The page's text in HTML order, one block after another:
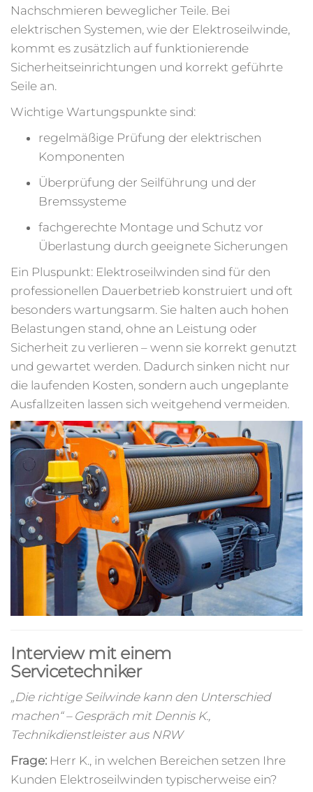
Nachschmieren beweglicher Teile. Bei
elektrischen Systemen, wie der Elektroseilwinde,
kommt es zusätzlich auf funktionierende
Sicherheitseinrichtungen und korrekt geführte
Seile an.
Wichtige Wartungspunkte sind:
regelmäßige Prüfung der elektrischen
Komponenten
Überprüfung der Seilführung und der
Bremssysteme
fachgerechte Montage und Schutz vor
Überlastung durch geeignete Sicherungen
Ein Pluspunkt: Elektroseilwinden sind für den
professionellen Dauerbetrieb konstruiert und oft
besonders wartungsarm. Sie halten auch hohen
Belastungen stand, ohne an Leistung oder
Sicherheit zu verlieren – wenn sie korrekt genutzt
und gewartet werden. Dadurch sinken nicht nur
die laufenden Kosten, sondern auch ungeplante
Ausfallzeiten lassen sich weitgehend vermeiden.
Interview mit einem
Servicetechniker
„Die richtige Seilwinde kann den Unterschied
machen“ – Gespräch mit Dennis K.,
Technikdienstleister aus NRW
Frage: Herr K., in welchen Bereichen setzen Ihre
Kunden Elektroseilwinden typischerweise ein?